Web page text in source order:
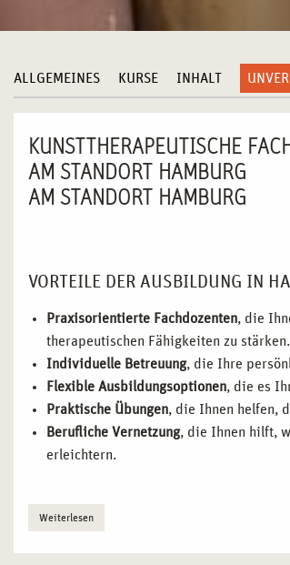
ALLGEMEINES KURSE INHALT
KUNSTTHERAPEUTISCHE
AM STANDORT HAMBURG
AM STANDORT HAMBURG
VORTEILE DER AUSBILDUNG IN
Praxisorientierte Fachdozenten, die
therapeutischen Fähigkeiten zu stärken.
Individuelle Betreuung, die Ihre
Flexible Ausbildungsoptionen, die es
Praktische Übungen, die Ihnen helfen,
Berufliche Vernetzung, die Ihnen hilft,
erleichtern.
WARUM HAMBURG IDEAL FÜR
Weiterlesen